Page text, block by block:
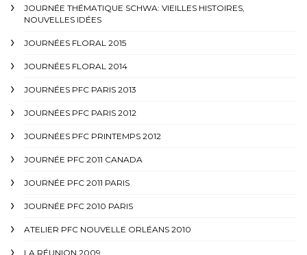
JOURNÉE THÉMATIQUE SCHWA: VIEILLES HISTOIRES,
NOUVELLES IDÉES
JOURNÉES FLORAL 2015
JOURNÉES FLORAL 2014
JOURNÉES PFC PARIS 2013
JOURNÉES PFC PARIS 2012
JOURNÉES PFC PRINTEMPS 2012
JOURNÉE PFC 2011 CANADA
JOURNÉE PFC 2011 PARIS
JOURNÉE PFC 2010 PARIS
ATELIER PFC NOUVELLE ORLÉANS 2010
LA RÉUNION 2009